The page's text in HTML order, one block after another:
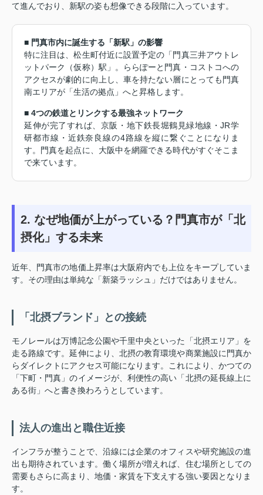
て進んでおり、新駅の姿も想像できる段階に入っています。
■ 門真市内に誕生する「新駅」の影響
特に注目は、松生町付近に設置予定の「門真三井アウトレ
ットパーク（仮称）駅」。ららぽーと門真・コストコへの
アクセスが劇的に向上し、車を持たない層にとっても門真
南エリアが「生活の拠点」へと昇格します。
■ 4つの鉄道とリンクする最強ネットワーク
延伸が完了すれば、京阪・地下鉄長堀鶴見緑地線・JR学
研都市線・近鉄奈良線の4路線を縦に繋ぐことになりま
す。門真を起点に、大阪中を網羅できる時代がすぐそこま
で来ています。
2. なぜ地価が上がっている？門真市が「北
摂化」する未来
近年、門真市の地価上昇率は大阪府内でも上位をキープしていま
す。その理由は単純な「新築ラッシュ」だけではありません。
「北摂ブランド」との接続
モノレールは万博記念公園や千里中央といった「北摂エリア」を
走る路線です。延伸により、北摂の教育環境や商業施設に門真か
らダイレクトにアクセス可能になります。これにより、かつての
「下町・門真」のイメージが、利便性の高い「北摂の延長線上に
ある街」へと書き換わろうとしています。
法人の進出と職住近接
インフラが整うことで、沿線には企業のオフィスや研究施設の進
出も期待されています。働く場所が増えれば、住む場所としての
需要もさらに高まり、地価・家賃を下支えする強い要因となりま
す。